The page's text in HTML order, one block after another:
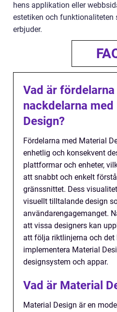
hens applikation eller
estetiken och funktionaliteten
erbjuder.
Vad är
nackdelarna med
Design?
Fördelarna med Material
enhetlig och konsekvent
plattformar och enheter,
att snabbt och enkelt
gränssnittet. Dess
visuellt tilltalande design
användarengagemanget.
att vissa designers kan
att följa riktlinjerna och
implementera Material
designsystem och appar.
Vad är Material
Material Design är en